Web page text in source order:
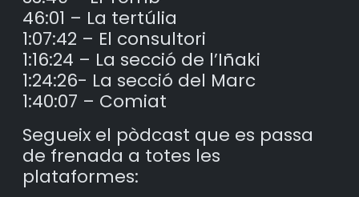
46:01 – La tertúlia
1:07:42 – El consultori
1:16:24 – La secció de l’Iñaki
1:24:26- La secció del Marc
1:40:07 – Comiat
Segueix el pòdcast que es passa
de frenada a totes les
plataformes: